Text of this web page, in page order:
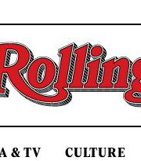
& TV CULTURE